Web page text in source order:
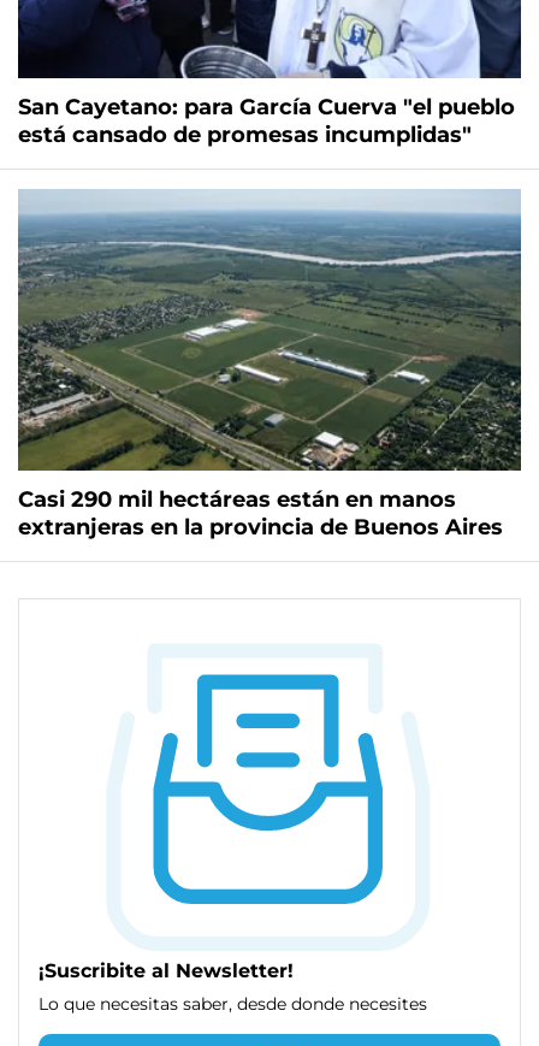
San Cayetano: para García Cuerva "el pueblo
está cansado de promesas incumplidas"
Casi 290 mil hectáreas están en manos
extranjeras en la provincia de Buenos Aires
¡Suscribite al Newsletter!
Lo que necesitas saber, desde donde necesites